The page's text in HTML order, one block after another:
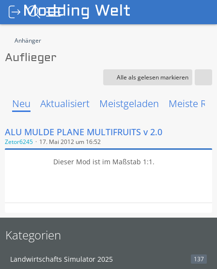
Anhänger
Auflieger
Alle als gelesen markieren
Neu Aktualisiert Meistgeladen Meiste
ALU MULDE PLANE MULTIFRUITS v 2.0
Zetor6245 17. Mai 2012 um 16:52
Dieser Mod ist im Maßstab 1:1.
Kategorien
Landwirtschafts Simulator 2025 137